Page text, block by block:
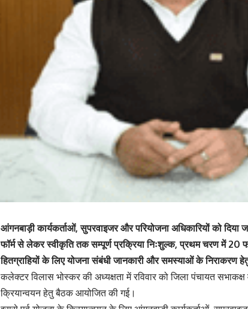
आंगनबाड़ी कार्यकर्ताओं, सुपरवाइजर और परियोजना अधिकारियों को दिया
फॉर्म से लेकर स्वीकृति तक सम्पूर्ण प्रक्रिया निःशुल्क, प्रथम चरण में 20
हितग्राहियों के लिए योजना संबंधी जानकारी और समस्याओं के
कलेक्टर विलास भोस्कर की अध्यक्षता में रविवार को जिला पंचायत सभाकक्ष
क्रियान्वयन हेतु बैठक आयोजित की गई।